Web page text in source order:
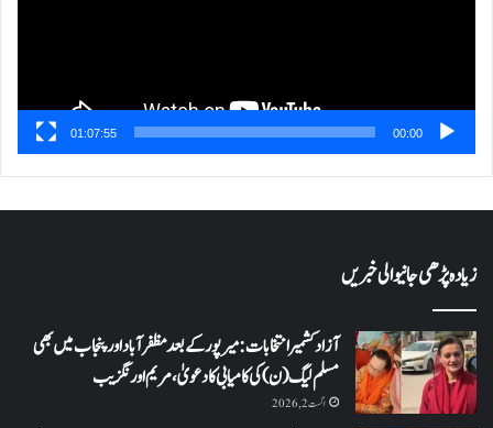
00:00
01:07:55
زیادہ پڑھی جانیوالی خبریں
آزاد کشمیر انتخابات: میرپور کے بعد مظفرآباد اور پنجاب میں بھی
مسلم لیگ (ن) کی کامیابی کا دعویٰ، مریم اورنگزیب
اگست 2, 2026